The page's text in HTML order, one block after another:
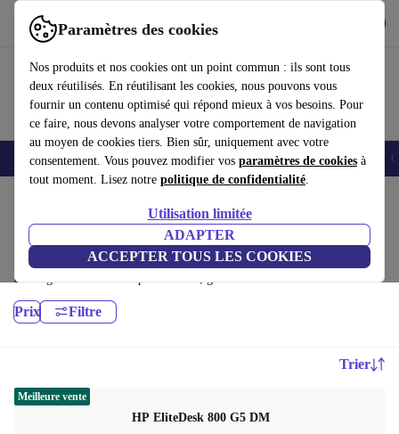
Paramètres des cookies
Nos produits et nos cookies ont un point commun : ils sont tous
deux réutilisés. En réutilisant les cookies, nous pouvons vous
fournir un contenu optimisé qui répond mieux à vos besoins. Pour
ce faire, nous devons analyser votre comportement de navigation
au moyen de cookies tiers. Bien sûr, uniquement avec votre
consentement. Vous pouvez modifier vos paramètres de cookies à
tout moment. Lisez notre politique de confidentialité.
Utilisation limitée
ADAPTER
ACCEPTER TOUS LES COOKIES
Utilisez refurbed rapidement et facilement
Smartphones Laptops Tablettes Montres connectées Accessoires
Ordinateurs de bureau HP:
Ordinateurs de bureau HP reconditionnés de haute qualité et à prix
avantageux. Le choix le plus durable, garanti 12 mois minimum
Prix Filtre
Trier
HP EliteDesk 800 G5 DM
Meilleure vente